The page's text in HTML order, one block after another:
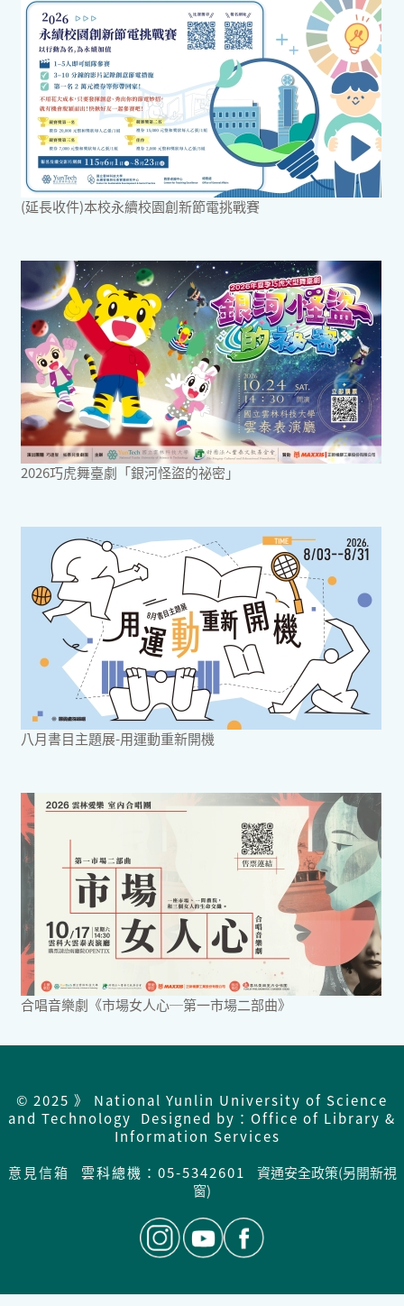
(延長收件)本校永續校園創新節電挑戰賽
2026巧虎舞臺劇「銀河怪盜的祕密」
八月書目主題展-用運動重新開機
合唱音樂劇《市場女人心─第一市場二部曲》
© 2025 》 National Yunlin University of Science
and Technology Designed by：Office of Library &
Information Services
意見信箱
雲科總機：05-5342601
資通安全政策(另開新視
窗)